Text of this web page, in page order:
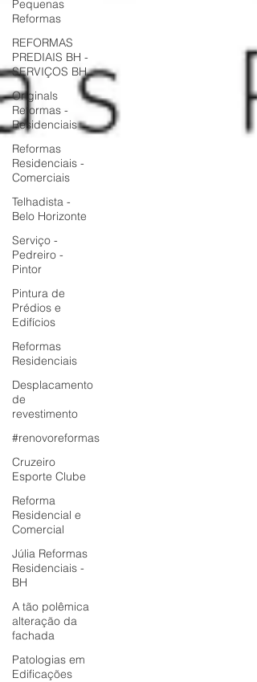
Pequenas
Reformas
REFORMAS
PREDIAIS BH -
SERVIÇOS BH
Originals
Reformas -
Residenciais
Reformas
Residenciais -
Comerciais
Telhadista -
Belo Horizonte
Serviço -
Pedreiro -
Pintor
Pintura de
Prédios e
Edifícios
Reformas
Residenciais
Desplacamento
de
revestimento
#renovoreformas
Cruzeiro
Esporte Clube
Reforma
Residencial e
Comercial
Júlia Reformas
Residenciais -
BH
A tão polêmica
alteração da
fachada
Patologias em
Edificações